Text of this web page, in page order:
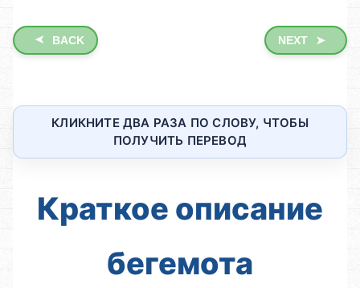
➤ BACK NEXT ➤
КЛИКНИТЕ ДВА РАЗА ПО СЛОВУ, ЧТОБЫ
ПОЛУЧИТЬ ПЕРЕВОД